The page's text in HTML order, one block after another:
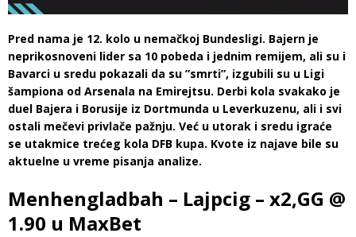
Pred nama je 12. kolo u nemačkoj Bundesligi. Bajern je
neprikosnoveni lider sa 10 pobeda i jednim remijem, ali su i
Bavarci u sredu pokazali da su ”smrti”, izgubili su u Ligi
šampiona od Arsenala na Emirejtsu. Derbi kola svakako je
duel Bajera i Borusije iz Dortmunda u Leverkuzenu, ali i svi
ostali mečevi privlače pažnju. Već u utorak i sredu igraće
se utakmice trećeg kola DFB kupa. Kvote iz najave bile su
aktuelne u vreme pisanja analize.
Menhengladbah – Lajpcig – x2,GG @
1.90 u MaxBet